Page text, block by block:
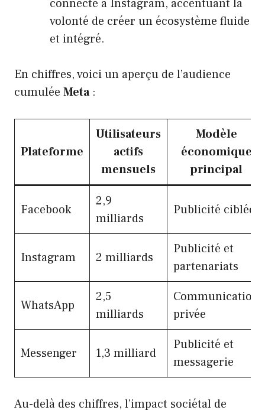
connecté à Instagram, accentuant la
volonté de créer un écosystème fluide
et intégré.
En chiffres, voici un aperçu de l’audience
cumulée Meta:
Plateforme
Utilisateurs
actifs
mensuels
Modèle
économique
principal
Facebook
2,9
milliards
Publicité ciblée
Instagram 2 milliards
Publicité et
partenariats
WhatsApp
2,5
milliards
Communication
privée
Messenger 1,3 milliard
Publicité et
messagerie
Au-delà des chiffres, l’impact sociétal de